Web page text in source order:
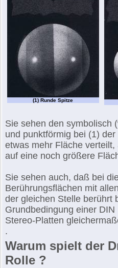
(1) Runde Spitze
Sie sehen den symbolisch
und punktförmig bei (1)
etwas mehr Fläche
auf eine noch größere
Sie sehen auch, daß bei
Berührungsflächen mit
der gleichen Stelle berührt
Grundbedingung einer
Stereo-Platten
.
Warum spielt der
Rolle ?